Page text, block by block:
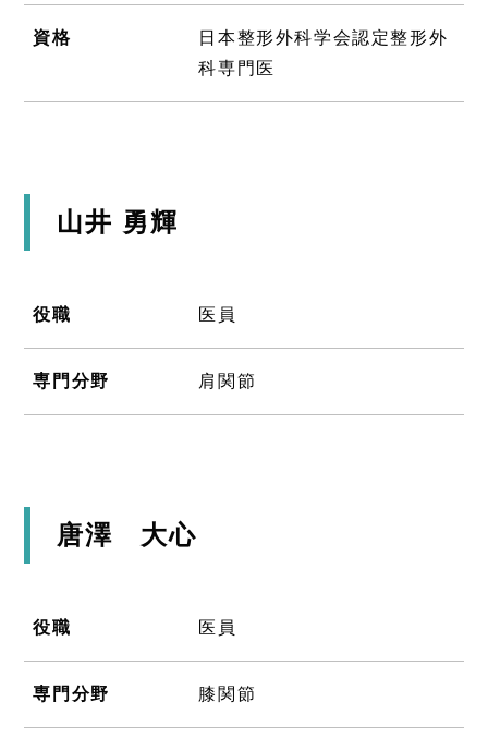
資格
日本整形外科学会認定整形外
科専門医
山井 勇輝
役職 医員
専門分野 肩関節
唐澤 大心
役職 医員
専門分野 膝関節